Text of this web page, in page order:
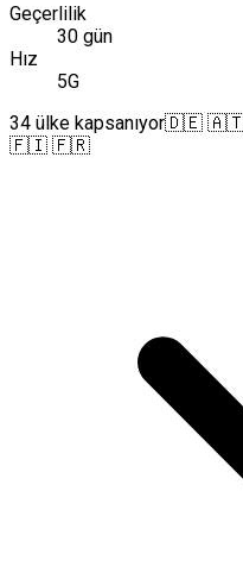
Geçerlilik
30 gün
Hız
5G
34 ülke kapsanıyor🇩🇪
🇫🇮 🇫🇷